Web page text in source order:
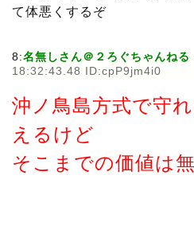
て体悪くするぞ
8:名無しさん＠２ろぐちゃんねる
18:32:43.48 ID:cpP9jm4i0
沖ノ鳥島方式で守
えるけど
そこまでの価値は